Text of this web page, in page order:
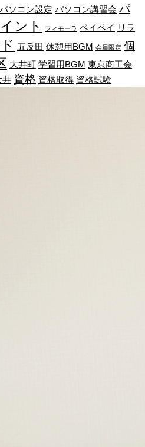
パソコン設定 パソコン講習会 パ
ント フィモーラ ペイペイ リラ
五反田 休憩用BGM 会員限定 個
大井町 学習用BGM 東京商工会
井 資格 資格取得 資格試験